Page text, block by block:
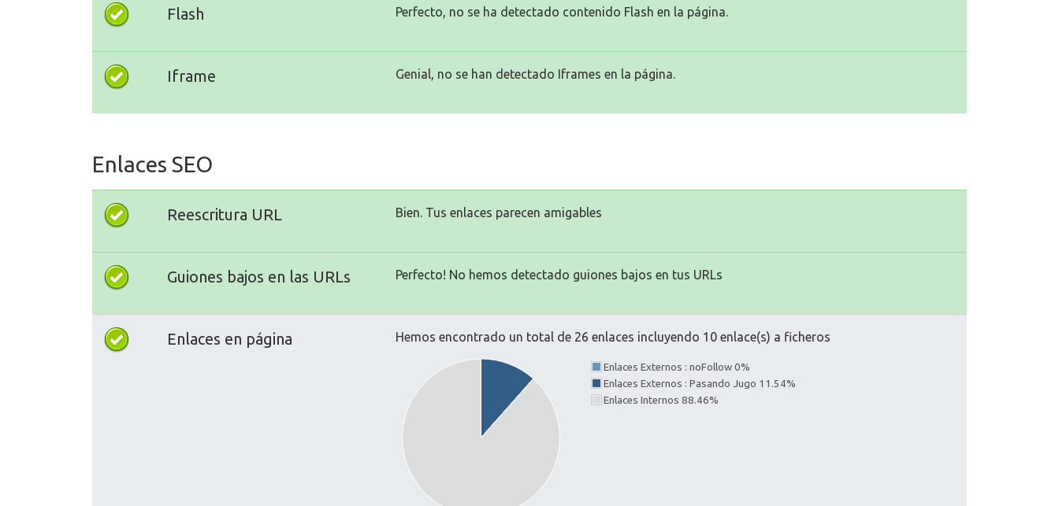
Flash Perfecto, no se ha detectado contenido Flash en la página.
Iframe Genial, no se han detectado Iframes en la página.
Enlaces SEO
Reescritura URL Bien. Tus enlaces parecen amigables
Guiones bajos en las URLs Perfecto! No hemos detectado guiones bajos en tus URLs
Enlaces en página Hemos encontrado un total de 26 enlaces incluyendo 10 enlace(s) a ficheros
Enlaces Externos : noFollow 0%
Enlaces Externos : Pasando Jugo 11.54%
Enlaces Internos 88.46%